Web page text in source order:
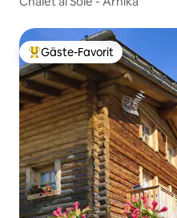
Beliebter Gäste-Favorit.
Gäste-Favorit